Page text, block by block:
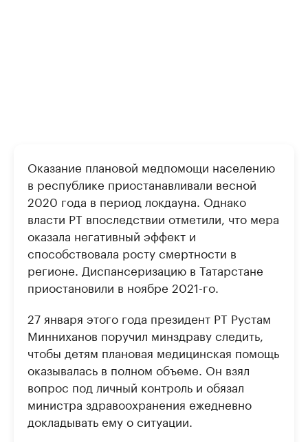
Оказание плановой медпомощи населению
в республике приостанавливали весной
2020 года в период локдауна. Однако
власти РТ впоследствии отметили, что мера
оказала негативный эффект и
способствовала росту смертности в
регионе. Диспансеризацию в Татарстане
приостановили в ноябре 2021-го.
27 января этого года президент РТ Рустам
Минниханов поручил минздраву следить,
чтобы детям плановая медицинская помощь
оказывалась в полном объеме. Он взял
вопрос под личный контроль и обязал
министра здравоохранения ежедневно
докладывать ему о ситуации.